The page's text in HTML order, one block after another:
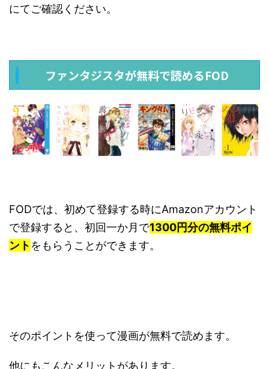
にてご確認ください。
ファンタジスタが無料で読めるFOD
FODでは、初めて登録する時にAmazonアカウント
で登録すると、初回一か月で1300円分の無料ポイ
ント をもらうことができます。
そのポイントを使って漫画が無料で読めます。
他にもこんなメリットがあります。